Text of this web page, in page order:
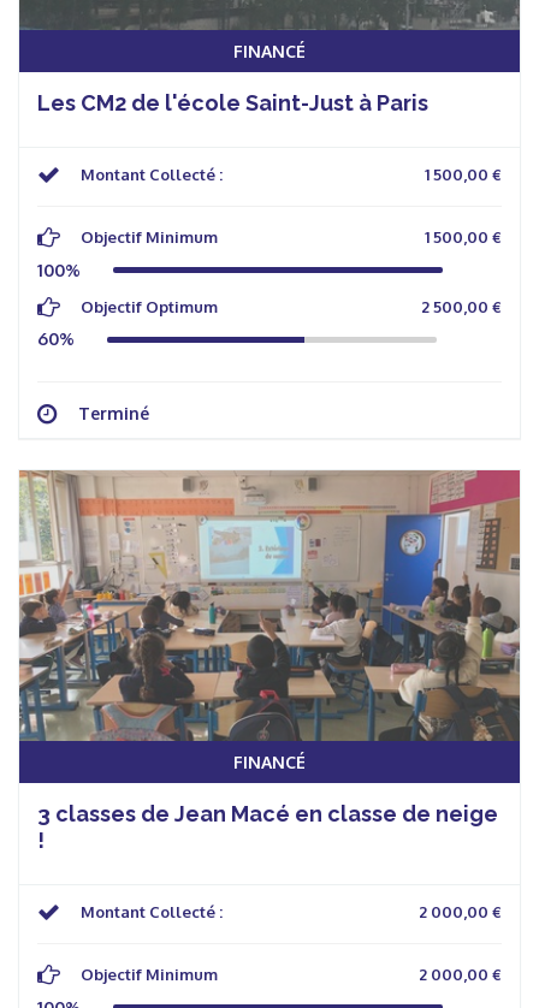
FINANCÉ
Les CM2 de l'école Saint-Just à Paris
Montant Collecté : 1 500,00 €
Objectif Minimum 1 500,00 €
100%
Objectif Optimum 2 500,00 €
60%
Terminé
FINANCÉ
3 classes de Jean Macé en classe de neige
!
Montant Collecté : 2 000,00 €
Objectif Minimum 2 000,00 €